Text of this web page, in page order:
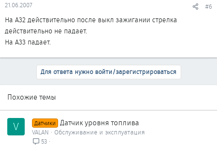
21.06.2007 #6
На А32 действительно после выкл зажигании стрелка
действительно не падает.
На А33 падает.
Для ответа нужно войти/зарегистрироваться
Похожие темы
V Датчики Датчик уровня топлива
VALAN
Обслуживание и эксплуатация
53